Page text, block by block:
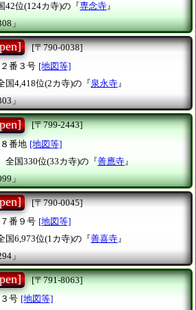
42位(124カ寺)の『専念寺』
」
[〒790-0038]
番３号 [地図等]
国4,418位(2カ寺)の『泉永寺』
」
[〒799-2443]
番地 [地図等]
全国330位(33カ寺)の『善應寺 』
」
[〒790-0045]
番９号 [地図等]
国6,973位(1カ寺)の『善喜寺』
」
[〒791-8063]
号 [地図等]